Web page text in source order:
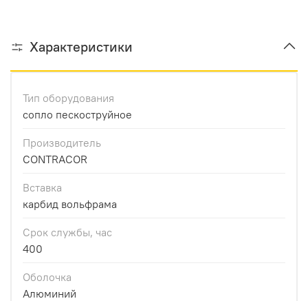
Характеристики
Тип оборудования
сопло пескоструйное
Производитель
CONTRACOR
Вставка
карбид вольфрама
Срок службы, час
400
Оболочка
Алюминий